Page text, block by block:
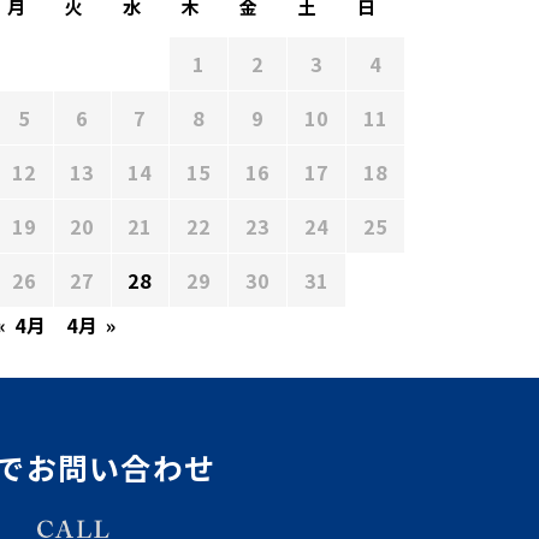
月 火 水 木 金 土 日
1 2 3
4
5
6 7 8 9 10
11
12
13 14 15 16 17
18
19
20 21 22 23 24
25
26
27 28 29 30
31
4月
4月 »
お問い合わせ